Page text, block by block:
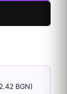
BGN)